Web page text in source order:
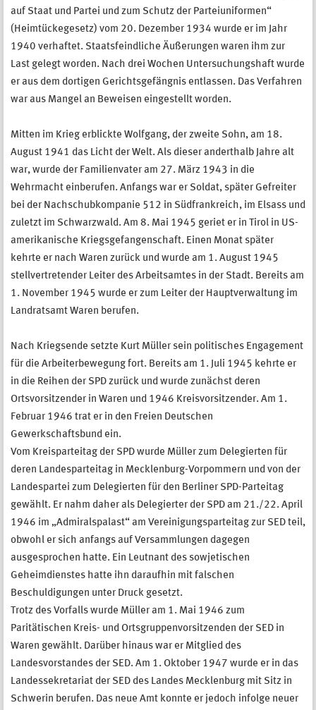
auf Staat und Partei und zum Schutz der Parteiuniformen“
(Heimtückegesetz) vom 20. Dezember 1934 wurde er im Jahr
1940 verhaftet. Staatsfeindliche Äußerungen waren ihm zur
Last gelegt worden. Nach drei Wochen Untersuchungshaft wurde
er aus dem dortigen Gerichtsgefängnis entlassen. Das Verfahren
war aus Mangel an Beweisen eingestellt worden.
Mitten im Krieg erblickte Wolfgang, der zweite Sohn, am 18.
August 1941 das Licht der Welt. Als dieser anderthalb Jahre alt
war, wurde der Familienvater am 27. März 1943 in die
Wehrmacht einberufen. Anfangs war er Soldat, später Gefreiter
bei der Nachschubkompanie 512 in Südfrankreich, im Elsass und
zuletzt im Schwarzwald. Am 8. Mai 1945 geriet er in Tirol in US-
amerikanische Kriegsgefangenschaft. Einen Monat später
kehrte er nach Waren zurück und wurde am 1. August 1945
stellvertretender Leiter des Arbeitsamtes in der Stadt. Bereits am
1. November 1945 wurde er zum Leiter der Hauptverwaltung im
Landratsamt Waren berufen.
Nach Kriegsende setzte Kurt Müller sein politisches Engagement
für die Arbeiterbewegung fort. Bereits am 1. Juli 1945 kehrte er
in die Reihen der SPD zurück und wurde zunächst deren
Ortsvorsitzender in Waren und 1946 Kreisvorsitzender. Am 1.
Februar 1946 trat er in den Freien Deutschen
Gewerkschaftsbund ein.
Vom Kreisparteitag der SPD wurde Müller zum Delegierten für
deren Landesparteitag in Mecklenburg-Vorpommern und von der
Landespartei zum Delegierten für den Berliner SPD-Parteitag
gewählt. Er nahm daher als Delegierter der SPD am 21./22. April
1946 im „Admiralspalast“ am Vereinigungsparteitag zur SED teil,
obwohl er sich anfangs auf Versammlungen dagegen
ausgesprochen hatte. Ein Leutnant des sowjetischen
Geheimdienstes hatte ihn daraufhin mit falschen
Beschuldigungen unter Druck gesetzt.
Trotz des Vorfalls wurde Müller am 1. Mai 1946 zum
Paritätischen Kreis- und Ortsgruppenvorsitzenden der SED in
Waren gewählt. Darüber hinaus war er Mitglied des
Landesvorstandes der SED. Am 1. Oktober 1947 wurde er in das
Landessekretariat der SED des Landes Mecklenburg mit Sitz in
Schwerin berufen. Das neue Amt konnte er jedoch infolge neuer